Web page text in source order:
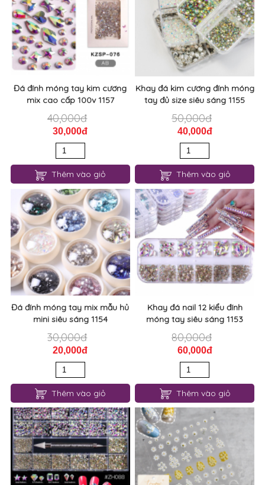
Đá đính móng tay kim cương
mix cao cấp 100v 1157
40,000đ
30,000đ
Khay đá kim cương đính móng
tay đủ size siêu sáng 1155
50,000đ
40,000đ
Đá đính móng tay mix mẫu hủ
mini siêu sáng 1154
30,000đ
20,000đ
Khay đá nail 12 kiểu đính
móng tay siêu sáng 1153
80,000đ
60,000đ
Khay đá nail 20 kiểu kèm bút
chấm đá cao cấp 1152
Sticker hoa 5D nổi trang trí
móng tay cao cấp 1151